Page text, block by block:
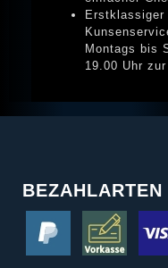
Erstklassiger
Montags bis
19.00 Uhr zur
BEZAHLARTEN